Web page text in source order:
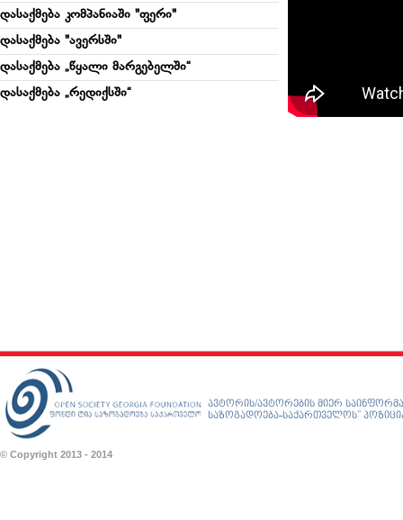
დასაქმება კომპანიაში "ფერი"
დასაქმება "ავერსში"
დასაქმება „წყალი მარგებელში“
დასაქმება „რედიქსში“
ავტორის/ავტორების მიერ
საზოგადოება-საქართველოს”
© Copyright 2013 - 2014